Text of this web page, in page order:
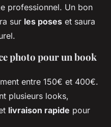
professionnel. Un bon
sur les poses et saura
photo pour un book
entre 150€ et 400€.
plusieurs looks,
livraison rapide pour